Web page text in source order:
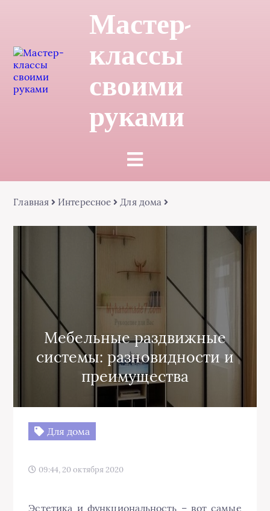
Мастер-
классы
своими
руками
Главная Интересное Для дома
Мебельные раздвижные
системы: разновидности и
преимущества
Для дома
09:44, 20 октября 2020
Эстетика и функциональность – вот самые